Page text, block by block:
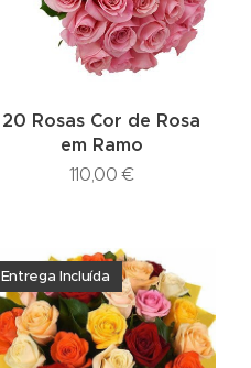
20 Rosas Cor de Rosa
em Ramo
110,00 €
Entrega Incluída